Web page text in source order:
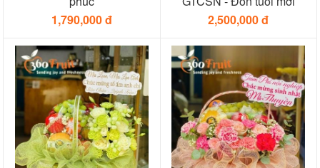
1,790,000 đ
2,500,000 đ